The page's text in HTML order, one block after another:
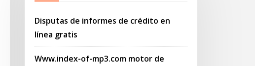
Disputas de informes de crédito en
línea gratis
Www.index-of-mp3.com motor de